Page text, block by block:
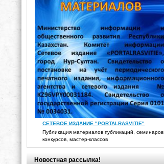
СЕТЕВОЕ ИЗДАНИЕ "PORTALRASVITIE"
Публикация материалов публикаций, семинаров,
конкурсов, мастер-классов
Новостная рассылка!